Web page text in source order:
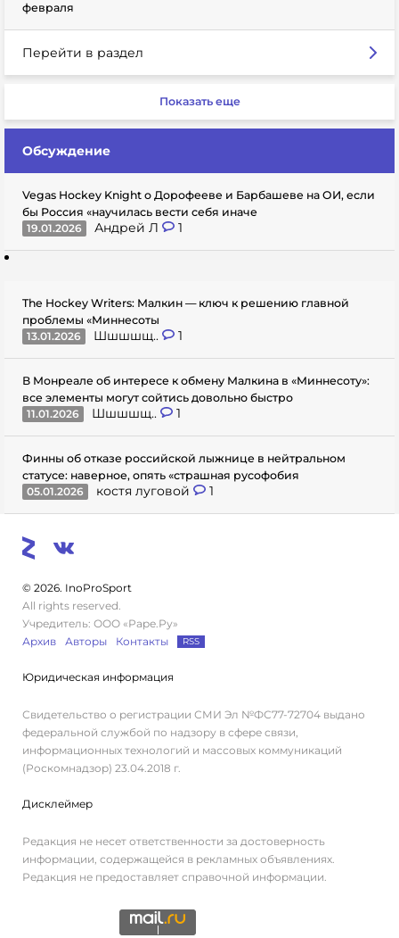
февраля
Перейти в раздел
Показать еще
Обсуждение
Vegas Hockey Knight о Дорофееве и Барбашеве на ОИ, если
бы Россия «научилась вести себя иначе
19.01.2026
Андрей Л 1
The Hockey Writers: Малкин — ключ к решению главной
проблемы «Миннесоты
13.01.2026
Шшшшщ.. 1
В Монреале об интересе к обмену Малкина в «Миннесоту»:
все элементы могут сойтись довольно быстро
11.01.2026
Шшшшщ.. 1
Финны об отказе российской лыжнице в нейтральном
статусе: наверное, опять «страшная русофобия
05.01.2026
костя луговой 1
© 2026. InoProSport
All rights reserved.
Учредитель: ООО «Раре.Ру»
Архив
Авторы Контакты RSS
Юридическая информация
Свидетельство о регистрации СМИ Эл №ФС77-72704 выдано
федеральной службой по надзору в сфере связи,
информационных технологий и массовых коммуникаций
(Роскомнадзор) 23.04.2018 г.
Дисклеймер
Редакция не несет ответственности за достоверность
информации, содержащейся в рекламных объявлениях.
Редакция не предоставляет справочной информации.